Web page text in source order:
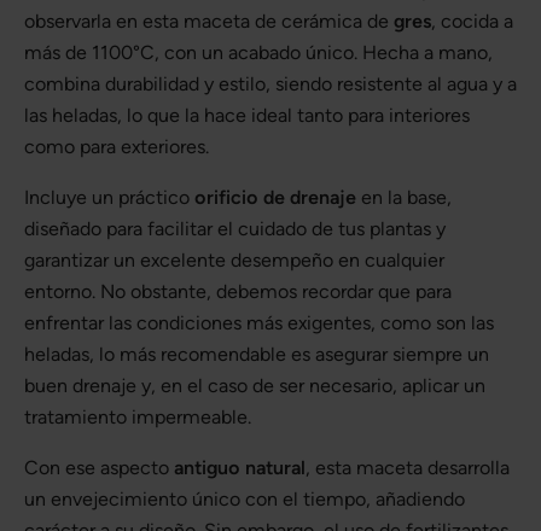
observarla en esta maceta de cerámica de gres, cocida a
más de 1100°C, con un acabado único. Hecha a mano,
combina durabilidad y estilo, siendo resistente al agua y a
las heladas, lo que la hace ideal tanto para interiores
como para exteriores.
Incluye un práctico orificio de drenaje en la base,
diseñado para facilitar el cuidado de tus plantas y
garantizar un excelente desempeño en cualquier
entorno. No obstante, debemos recordar que para
enfrentar las condiciones más exigentes, como son las
heladas, lo más recomendable es asegurar siempre un
buen drenaje y, en el caso de ser necesario, aplicar un
tratamiento impermeable.
Con ese aspecto antiguo natural, esta maceta desarrolla
un envejecimiento único con el tiempo, añadiendo